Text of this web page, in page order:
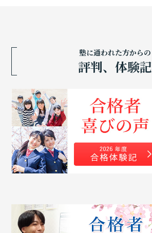
塾に通われた方からの
評判、体験記